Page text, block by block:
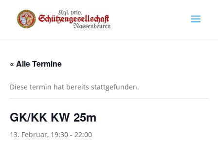
« Alle Termine
Diese termin hat bereits stattgefunden.
GK/KK KW 25m
13. Februar, 19:30 - 22:00